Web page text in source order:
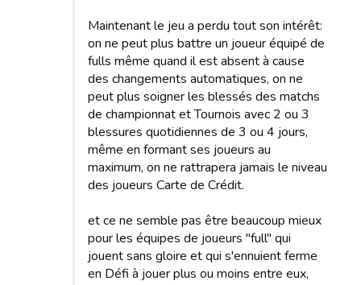
Maintenant le jeu a perdu tout son intérêt:
on ne peut plus battre un joueur équipé de
fulls même quand il est absent à cause
des changements automatiques, on ne
peut plus soigner les blessés des matchs
de championnat et Tournois avec 2 ou 3
blessures quotidiennes de 3 ou 4 jours,
même en formant ses joueurs au
maximum, on ne rattrapera jamais le niveau
des joueurs Carte de Crédit.
et ce ne semble pas être beaucoup mieux
pour les équipes de joueurs "full" qui
jouent sans gloire et qui s'ennuient ferme
en Défi à jouer plus ou moins entre eux,